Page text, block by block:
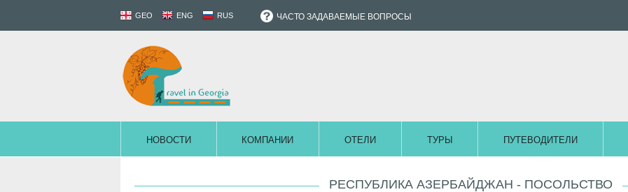
GEO ENG RUS ЧАСТО ЗАДАВАЕМЫЕ ВОПРОСЫ
НОВОСТИ КОМПАНИИ ОТЕЛИ ТУРЫ ПУТЕВОДИТЕЛИ
РЕСПУБЛИКА АЗЕРБАЙДЖАН - ПОСОЛЬСТВО